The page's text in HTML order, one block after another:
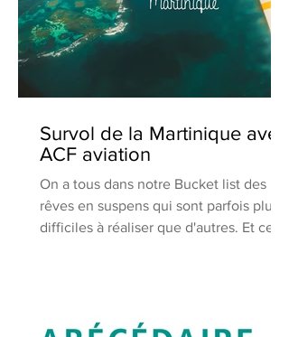
Survol de la Martinique avec
ACF aviation
On a tous dans notre Bucket list des
rêves en suspens qui sont parfois plus
difficiles à réaliser que d'autres. Et ce